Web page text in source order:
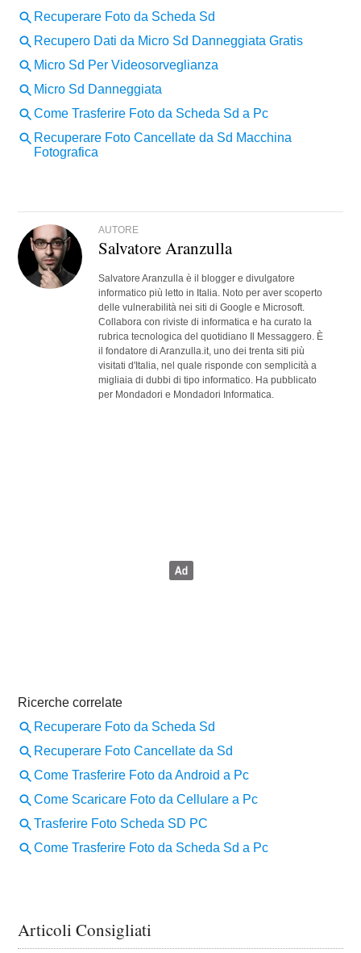
AUTORE
Salvatore Aranzulla
Salvatore Aranzulla è il blogger e divulgatore
informatico più letto in Italia. Noto per aver scoperto
delle vulnerabilità nei siti di Google e Microsoft.
Collabora con riviste di informatica e ha curato la
rubrica tecnologica del quotidiano Il Messaggero. È
il fondatore di Aranzulla.it, uno dei trenta siti più
visitati d'Italia, nel quale risponde con semplicità a
migliaia di dubbi di tipo informatico. Ha pubblicato
per Mondadori e Mondadori Informatica.
Articoli Consigliati